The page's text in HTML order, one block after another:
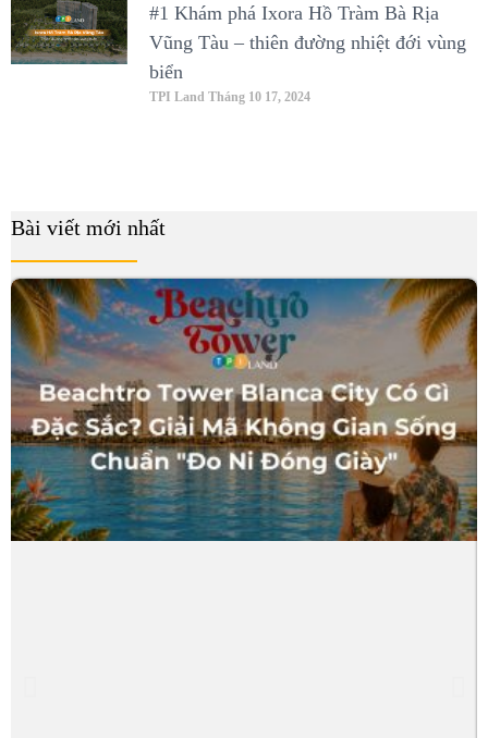
#1 Khám phá Ixora Hồ Tràm Bà Rịa
Vũng Tàu – thiên đường nhiệt đới vùng
biển
TPI Land Tháng 10 17, 2024
Bài viết mới nhất